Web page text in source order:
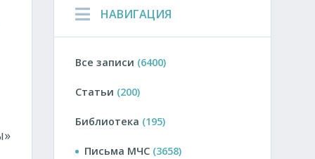
НАВИГАЦИЯ
Все записи (6400)
Статьи (200)
Библиотека (195)
Письма МЧС (3658)